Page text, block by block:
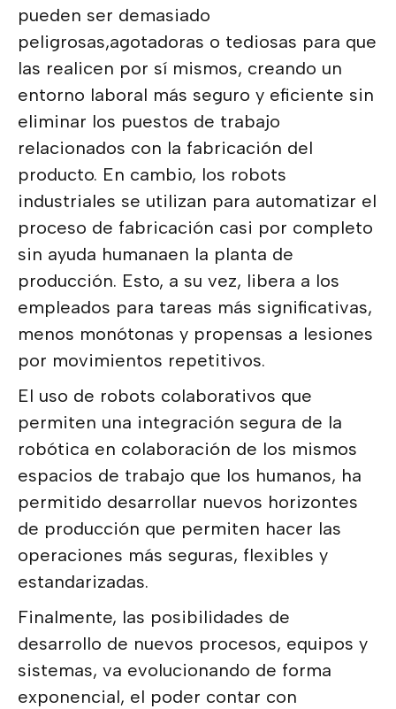
pueden ser demasiado
peligrosas,agotadoras o tediosas para que
las realicen por sí mismos, creando un
entorno laboral más seguro y eficiente sin
eliminar los puestos de trabajo
relacionados con la fabricación del
producto. En cambio, los robots
industriales se utilizan para automatizar el
proceso de fabricación casi por completo
sin ayuda humanaen la planta de
producción. Esto, a su vez, libera a los
empleados para tareas más significativas,
menos monótonas y propensas a lesiones
por movimientos repetitivos.
El uso de robots colaborativos que
permiten una integración segura de la
robótica en colaboración de los mismos
espacios de trabajo que los humanos, ha
permitido desarrollar nuevos horizontes
de producción que permiten hacer las
operaciones más seguras, flexibles y
estandarizadas.
Finalmente, las posibilidades de
desarrollo de nuevos procesos, equipos y
sistemas, va evolucionando de forma
exponencial, el poder contar con